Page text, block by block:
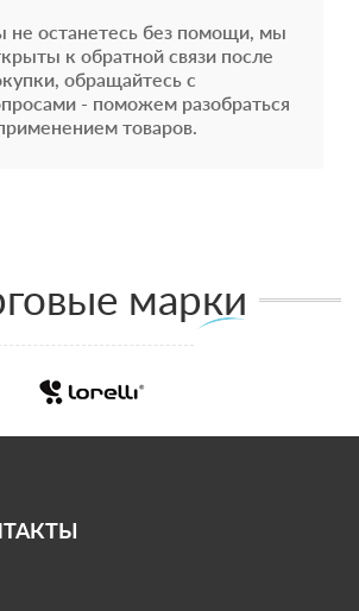
не останетесь без помощи, мы
к обратной связи после
обращайтесь с
- поможем разобраться
товаров.
марки